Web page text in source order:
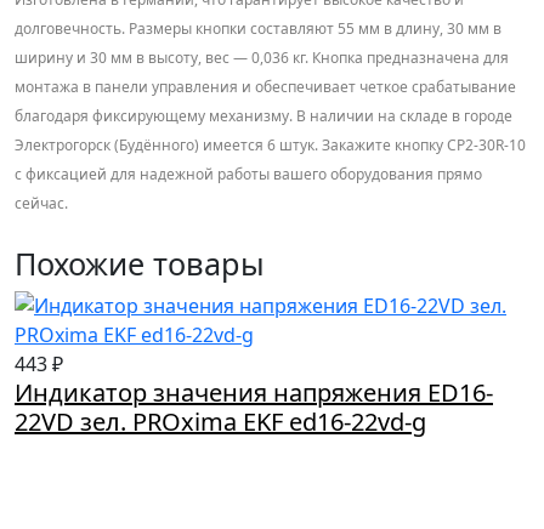
долговечность. Размеры кнопки составляют 55 мм в длину, 30 мм в
ширину и 30 мм в высоту, вес — 0,036 кг. Кнопка предназначена для
монтажа в панели управления и обеспечивает четкое срабатывание
благодаря фиксирующему механизму. В наличии на складе в городе
Электрогорск (Будённого) имеется 6 штук. Закажите кнопку CP2-30R-10
с фиксацией для надежной работы вашего оборудования прямо
сейчас.
Похожие товары
443 ₽
Индикатор значения напряжения ED16-
22VD зел. PROxima EKF ed16-22vd-g